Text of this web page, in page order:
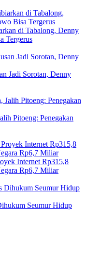
di Tabalong, Denny
Tergerus
Jadi Sorotan, Denny
Pitoeng: Penegakan
Internet Rp315,8
Rp6,7 Miliar
Seumur Hidup